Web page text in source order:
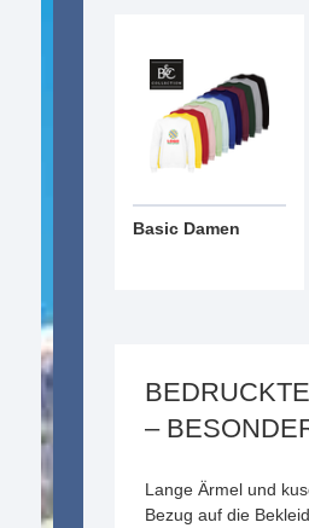
Basic Damen
–
Lange Ärmel und
Bezug auf die